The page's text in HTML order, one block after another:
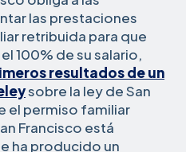
las prestaciones
retribuida para que
100% de su salario,
resultados de un
sobre la ley de San
el permiso familiar
Francisco está
ha producido un